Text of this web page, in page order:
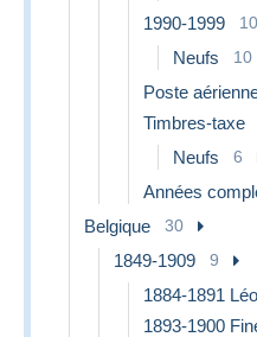
1990-1999 10
Neufs 10
Poste
Timbres-taxe
Neufs 6
Années
Belgique 30
1849-1909 9
1884-1891
1893-1900